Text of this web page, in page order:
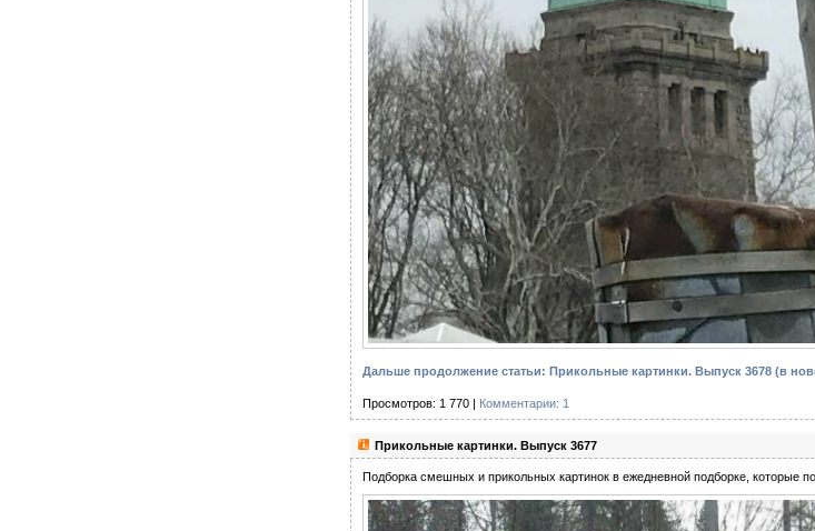
Дальше продолжение статьи: Прикольные картинки. Выпуск 3678 (в
Просмотров: 1 770 | Комментарии: 1
Прикольные картинки. Выпуск 3677
Подборка смешных и прикольных картинок в ежедневной подборке, которые